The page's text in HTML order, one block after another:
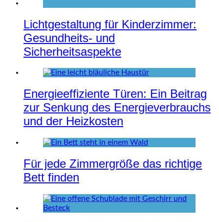
Lichtgestaltung für Kinderzimmer:
Gesundheits- und
Sicherheitsaspekte
Energieeffiziente Türen: Ein Beitrag
zur Senkung des Energieverbrauchs
und der Heizkosten
Für jede Zimmergröße das richtige
Bett finden